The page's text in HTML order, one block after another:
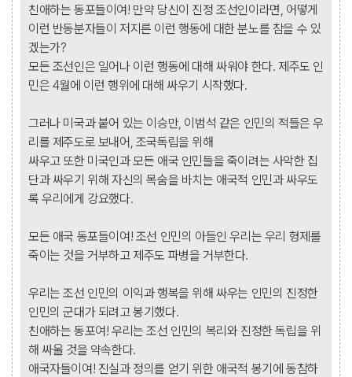
친애하는 동포들이여! 만약 당신이 진정 조선인이라면, 어떻게
이런 반동분자들이 저지른 이런 행동에 대한 분노를 참을 수 있
겠는가?
모든 조선인은 일어나 이런 행동에 대해 싸워야 한다. 제주도 인
민은 4월에 이런 행위에 대해 싸우기 시작했다.
그러나 미국과 붙어 있는 이승만, 이범석 같은 인민의 적들은 우
리를 제주도로 보내어, 조국독립을 위해
싸우고 또한 미국인과 모든 애국 인민들을 죽이려는 사악한 집
단과 싸우기 위해 자신의 목숨을 바치는 애국적 인민과 싸우도
록 우리에게 강요했다.
모든 애국 동포들이여! 조선 인민의 아들인 우리는 우리 형제를
죽이는 것을 거부하고 제주도 파병을 거부한다.
우리는 조선 인민의 이익과 행복을 위해 싸우는 인민의 진정한
인민의 군대가 되려고 봉기했다.
친애하는 동포여! 우리는 조선 인민의 복리와 진정한 독립을 위
해 싸울 것을 약속한다.
애국자들이여! 진실과 정의를 얻기 위한 애국적 봉기에 동참하